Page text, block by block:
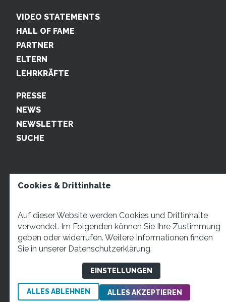
VIDEO STATEMENTS
HALL OF FAME
PARTNER
ELTERN
LEHRKRÄFTE
PRESSE
NEWS
NEWSLETTER
SUCHE
STARTUP TEENS Münsterstraße 5, 59065 Hamm. Fon:
+49 2381 4870207 Mail:info@startupteens.de
Impressum Datenschutzerklärung
Cookies & Drittinhalte
Auf dieser Website werden Cookies und Drittinhalte
verwendet. Im Folgenden können Sie Ihre Zustimmung
geben oder widerrufen. Weitere Informationen finden
Sie in unserer Datenschutzerklärung.
EINSTELLUNGEN
ALLES ABLEHNEN ALLES AKZEPTIEREN